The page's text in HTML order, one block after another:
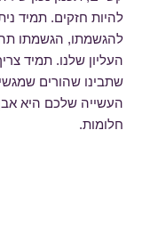
להיות חזקים. תמיד
להגשמתו, הגשמתו
העליון שלנו. תמיד
שתבינו שהורים
העשייה שלכם היא
חלומות.